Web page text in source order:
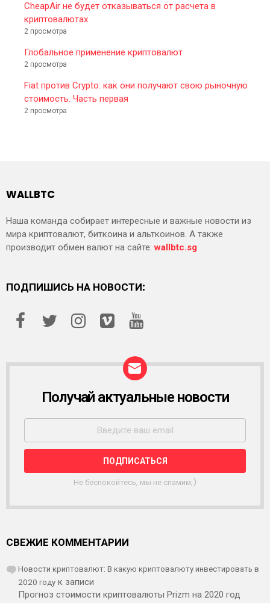
CheapAir не будет отказываться от расчета в
криптовалютах
2 просмотра
Глобальное применение криптовалют
2 просмотра
Fiat против Crypto: как они получают свою рыночную
стоимость. Часть первая
2 просмотра
WALLBTC
Наша команда собирает интересные и важные новости из
мира криптовалют, биткоина и альткоинов. А также
производит обмен валют на сайте:wallbtc.sg
ПОДПИШИСЬ НА НОВОСТИ:
С
Ы
Л
К
Получай актуальные новости
Не беспокойтесь, мы не спамим;)
СВЕЖИЕ КОММЕНТАРИИ
Новости криптовалют: В какую криптовалюту инвестировать в
2020 году к записи
Прогноз стоимости криптовалюты Prizm на 2020 год